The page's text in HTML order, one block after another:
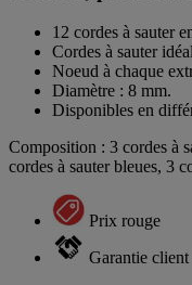
12 cordes à sauter
Cordes à sauter
Noeud à chaque
Diamètre : 8 mm.
Disponibles en
Composition : 3 cordes à
cordes à sauter bleues, 3
Prix rouge
Garantie client